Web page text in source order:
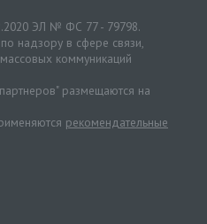
ЭЛ № ФС 77 - 79798.
надзору в сфере связи,
коммуникаций
размещаются на
рекомендательные